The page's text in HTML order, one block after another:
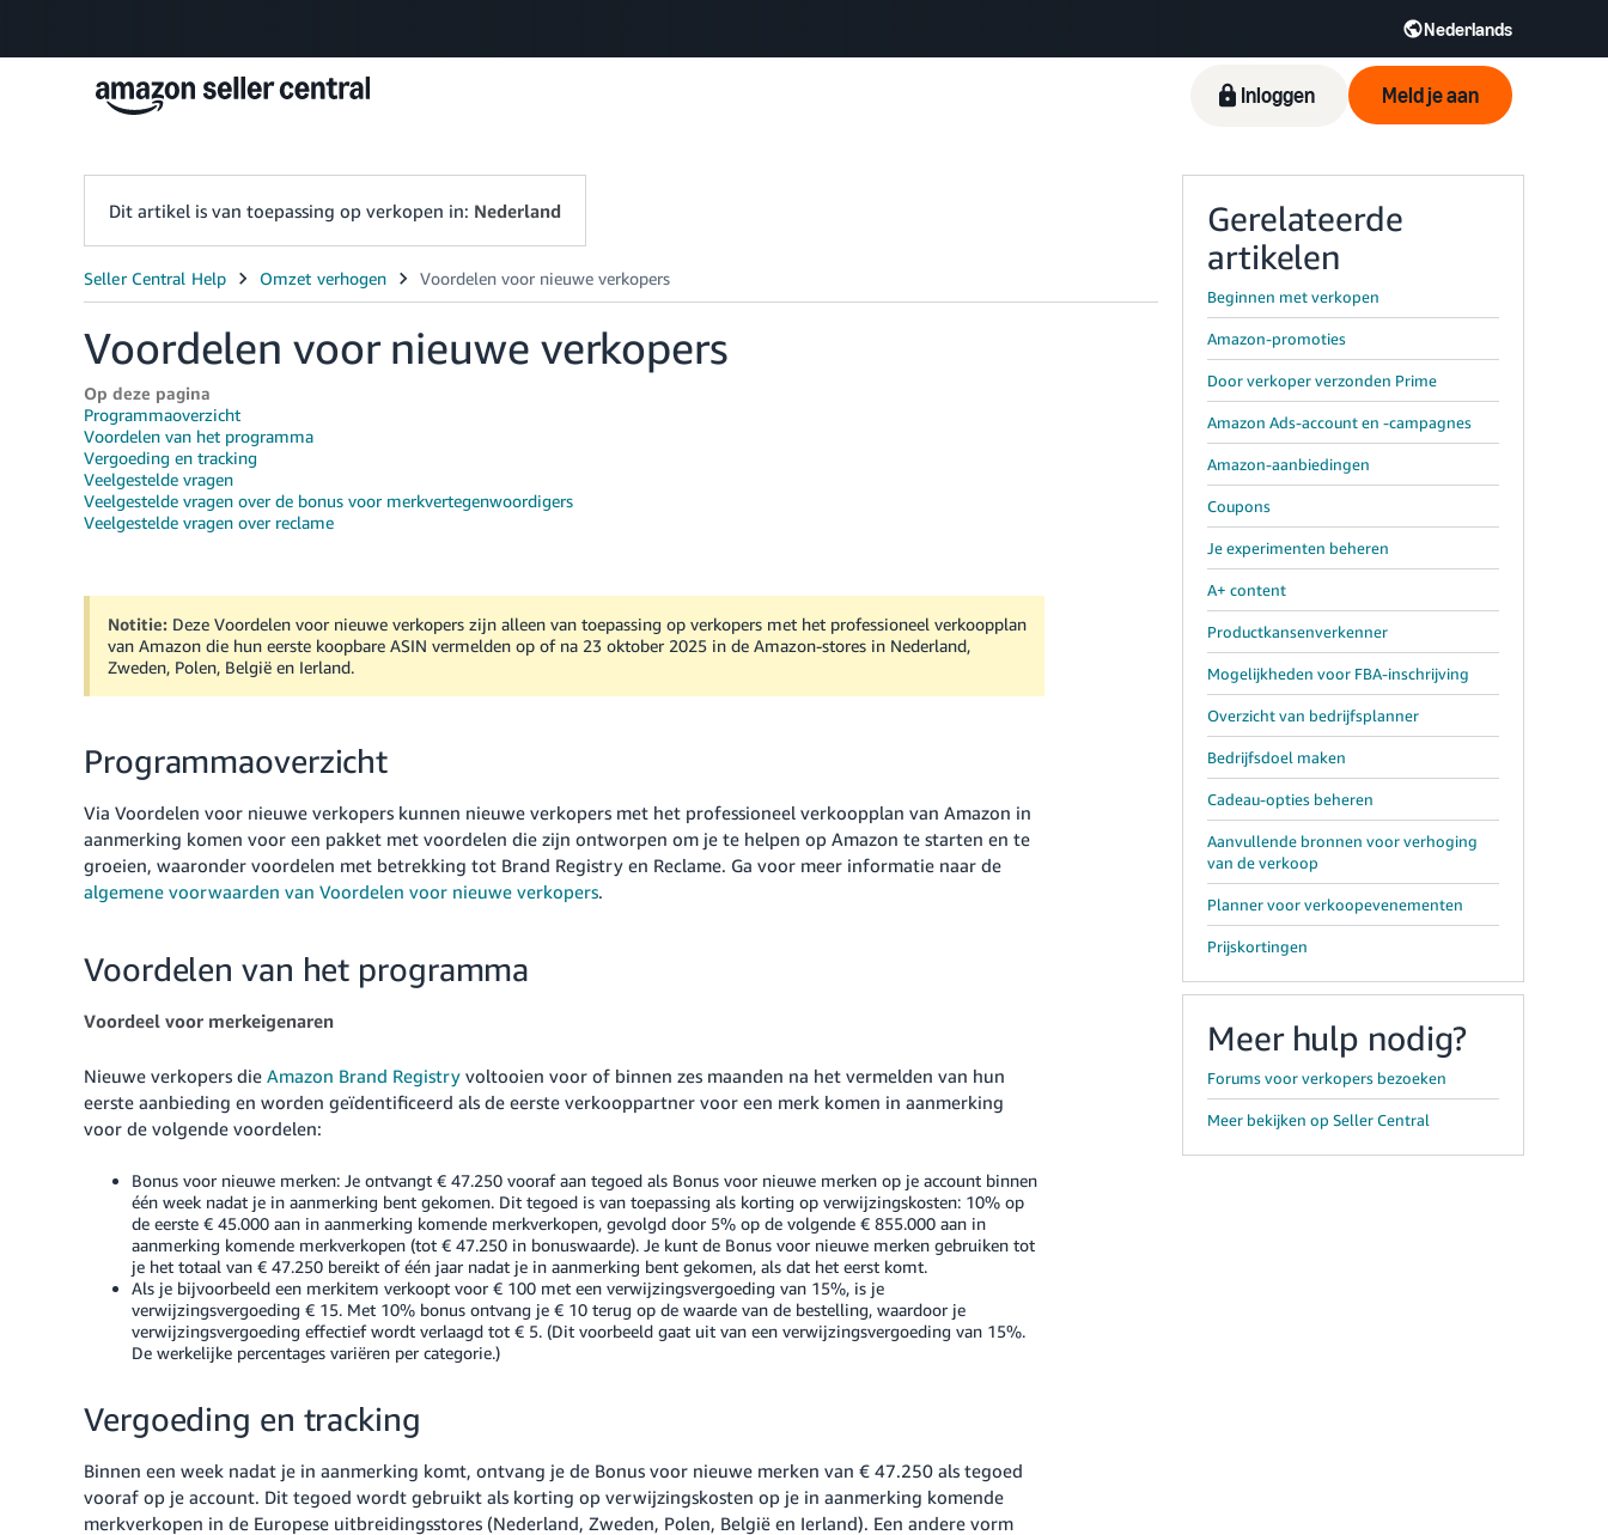
Nederlands
Select your preferred language
Inloggen Meld je aan
Dit artikel is van toepassing op verkopen in: Nederland
Voordelen voor nieuwe verkopers
Op deze pagina
Programmaoverzicht
Voordelen van het programma
Vergoeding en tracking
Veelgestelde vragen
Veelgestelde vragen over de bonus voor merkvertegenwoordigers
Veelgestelde vragen over reclame
Notitie: Deze Voordelen voor nieuwe verkopers zijn alleen van toepassing op verkopers met het professioneel verkoopplan
van Amazon die hun eerste koopbare ASIN vermelden op of na 23 oktober 2025 in de Amazon-stores in Nederland,
Zweden, Polen, België en Ierland.
Programmaoverzicht
Via Voordelen voor nieuwe verkopers kunnen nieuwe verkopers met het professioneel verkoopplan van Amazon in
aanmerking komen voor een pakket met voordelen die zijn ontworpen om je te helpen op Amazon te starten en te
groeien, waaronder voordelen met betrekking tot Brand Registry en Reclame. Ga voor meer informatie naar de
algemene voorwaarden van Voordelen voor nieuwe verkopers.
Voordelen van het programma
Voordeel voor merkeigenaren
Nieuwe verkopers die Amazon Brand Registry voltooien voor of binnen zes maanden na het vermelden van hun
eerste aanbieding en worden geïdentificeerd als de eerste verkooppartner voor een merk komen in aanmerking
voor de volgende voordelen:
Bonus voor nieuwe merken: Je ontvangt € 47.250 vooraf aan tegoed als Bonus voor nieuwe merken op je account binnen
één week nadat je in aanmerking bent gekomen. Dit tegoed is van toepassing als korting op verwijzingskosten: 10% op
de eerste € 45.000 aan in aanmerking komende merkverkopen, gevolgd door 5% op de volgende € 855.000 aan in
aanmerking komende merkverkopen (tot € 47.250 in bonuswaarde). Je kunt de Bonus voor nieuwe merken gebruiken tot
je het totaal van € 47.250 bereikt of één jaar nadat je in aanmerking bent gekomen, als dat het eerst komt.
Als je bijvoorbeeld een merkitem verkoopt voor € 100 met een verwijzingsvergoeding van 15%, is je
verwijzingsvergoeding € 15. Met 10% bonus ontvang je € 10 terug op de waarde van de bestelling, waardoor je
verwijzingsvergoeding effectief wordt verlaagd tot € 5. (Dit voorbeeld gaat uit van een verwijzingsvergoeding van 15%.
De werkelijke percentages variëren per categorie.)
Vergoeding en tracking
Binnen een week nadat je in aanmerking komt, ontvang je de Bonus voor nieuwe merken van € 47.250 als tegoed
vooraf op je account. Dit tegoed wordt gebruikt als korting op verwijzingskosten op je in aanmerking komende
merkverkopen in de Europese uitbreidingsstores (Nederland, Zweden, Polen, België en Ierland). Een andere vorm
Gerelateerde
artikelen
Beginnen met verkopen
Amazon-promoties
Door verkoper verzonden Prime
Amazon Ads-account en -campagnes
Amazon-aanbiedingen
Coupons
Je experimenten beheren
A+ content
Productkansenverkenner
Mogelijkheden voor FBA-inschrijving
Overzicht van bedrijfsplanner
Bedrijfsdoel maken
Cadeau-opties beheren
Aanvullende bronnen voor verhoging
van de verkoop
Planner voor verkoopevenementen
Prijskortingen
Meer hulp nodig?
Forums voor verkopers bezoeken
Meer bekijken op Seller Central